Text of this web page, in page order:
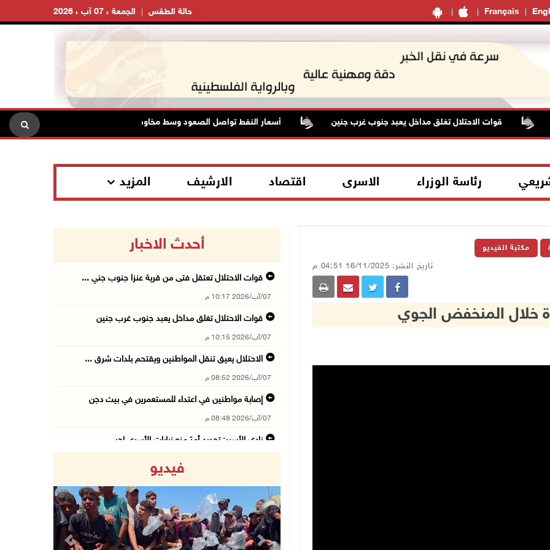
Français الجمعة ، 07 آب ، 2026 حالة الطقس
قوات الاحتلال تغلق مداخل يعبد جنوب غرب جنين أسعار النفط تواصل الصعود وسط مخاوف بشأن مستقبل الملاحة في هرمز
رئاسة الوزراء الاسرى اقتصاد الارشيف المزيد
مكتبة الفيديو
تاريخ النشر: 16/11/2025 04:51 م
خلال المنخفض الجوي
أحدث الاخبار
قوات الاحتلال تعتقل فتى من قرية عنزا جنوب جني ...
07/آب/2026 10:17 م
قوات الاحتلال تغلق مداخل يعبد جنوب غرب جنين
07/آب/2026 10:15 م
الاحتلال يعيق تنقل المواطنين ويقتحم بلدات شرق ...
07/آب/2026 08:52 م
إصابة مواطنين في اعتداء للمستعمرين في بيت دجن
07/آب/2026 08:48 م
نادي الأسير: تجديد أمرَ منع زيارات الأسرى إجر ...
07/آب/2026 08:08 م
مستعمرون يهاجمون مساكن المواطنين في خربة الحم ...
07/آب/2026 07:09 م
فيديو
Previous Next